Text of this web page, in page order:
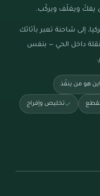
يفكّ ويغلّف ويركّب.
إلى شاحنة تعبر بأثاثك
داخل الحي — بنفس
هو من ينفّذ
تخليص وإفراج